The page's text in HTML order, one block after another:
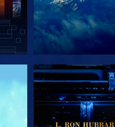
UTFORSKA SERIEN